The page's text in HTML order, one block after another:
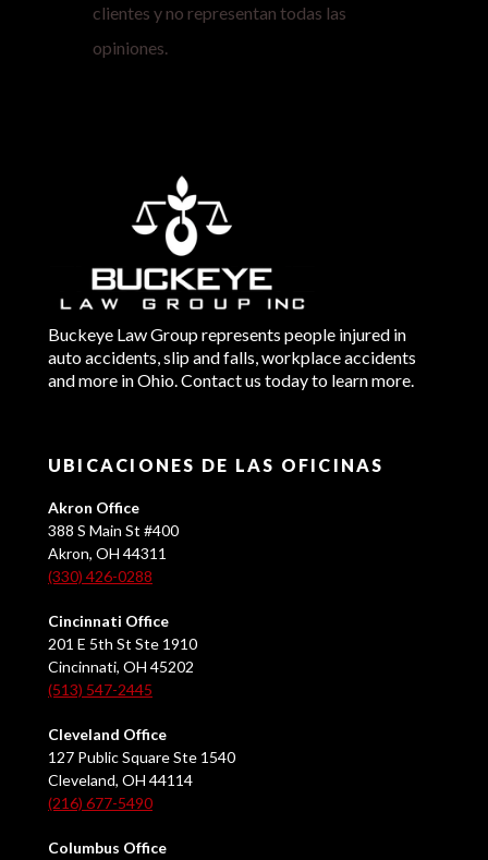
clientes y no representan todas las
opiniones.
Buckeye Law Group represents people injured in
auto accidents, slip and falls, workplace accidents
and more in Ohio. Contact us today to learn more.
UBICACIONES DE LAS OFICINAS
Akron Office
388 S Main St #400
Akron, OH 44311
(330) 426-0288
Cincinnati Office
201 E 5th St Ste 1910
Cincinnati, OH 45202
(513) 547-2445
Cleveland Office
127 Public Square Ste 1540
Cleveland, OH 44114
(216) 677-5490
Columbus Office